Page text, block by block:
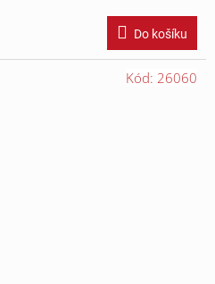
Do košíku
Kód: 26060